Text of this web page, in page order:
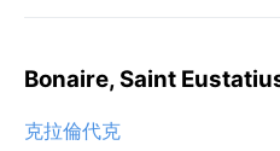
Bonaire, Saint
克拉倫代克